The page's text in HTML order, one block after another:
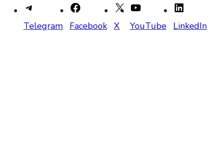
Telegram Facebook X YouTube LinkedIn